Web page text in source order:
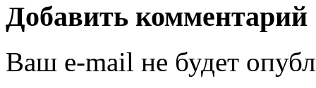
Добавить комментарий
Ваш e-mail не будет